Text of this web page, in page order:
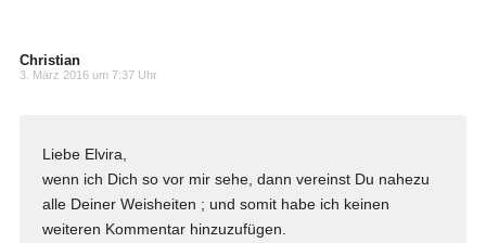
Christian
3. März 2016 um 7:37 Uhr
Liebe Elvira,
wenn ich Dich so vor mir sehe, dann vereinst Du nahezu
alle Deiner Weisheiten ; und somit habe ich keinen
weiteren Kommentar hinzuzufügen.